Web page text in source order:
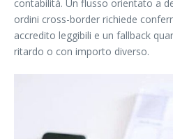
contabilità. Un flusso orientato a
ordini cross-border richiede
accredito leggibili e un fallback
ritardo o con importo diverso.